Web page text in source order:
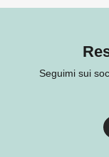
Seguimi sui